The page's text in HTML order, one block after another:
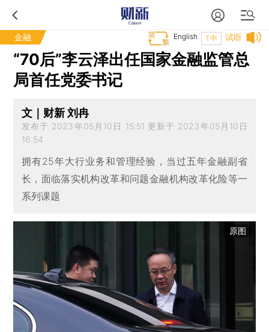
金融 试听
T中
English
“70后”李云泽出任国家金融监管总
局首任党委书记
文｜财新 刘冉
发布于 2023年05月10日 15:51 更新于 2023年05月10日
16:54
拥有25年大行业务和管理经验，当过五年金融副省
长，面临落实机构改革和问题金融机构改革化险等一
系列课题
原图